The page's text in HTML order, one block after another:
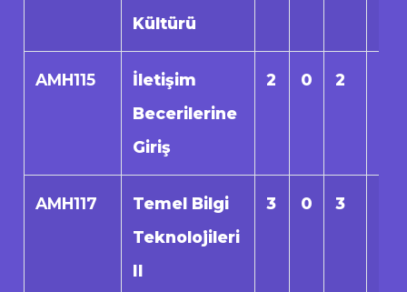
Kültürü
AMH115
İletişim
Becerilerine
Giriş
2 0 2
AMH117
Temel Bilgi
Teknolojileri
II
3 0 3